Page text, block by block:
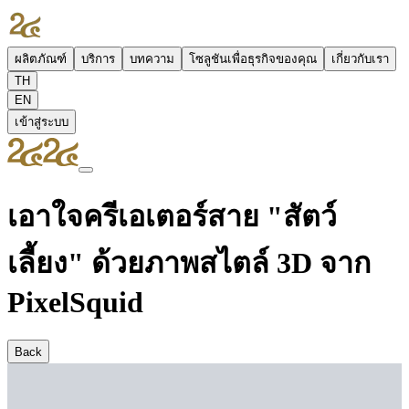
ผลิตภัณฑ์ บริการ บทความ โซลูชันเพื่อธุรกิจของคุณ
เกี่ยวกับเรา
TH
EN
เข้าสู่ระบบ
เอาใจครีเอเตอร์สาย "สัตว์
เลี้ยง" ด้วยภาพสไตล์ 3D จาก
PixelSquid
Back